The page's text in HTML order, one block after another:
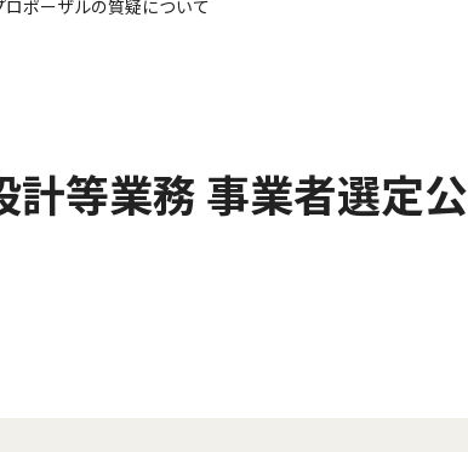
ポーザルの質疑について
等業務 事業者選定公